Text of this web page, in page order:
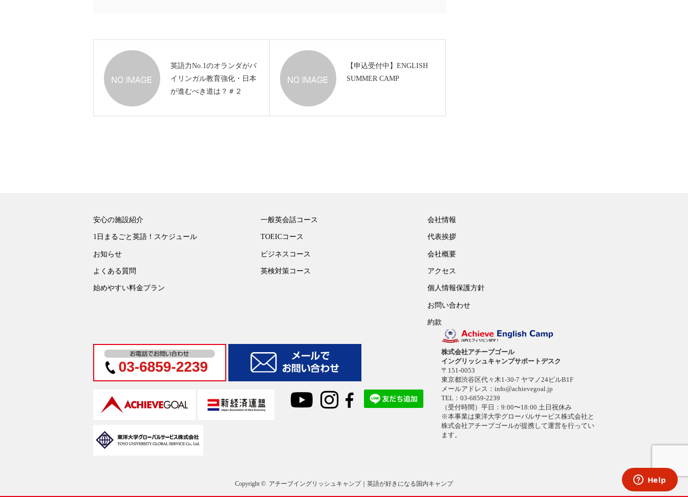
英語力No.1のオランダがバ
イリンガル教育強化・日本
が進むべき道は？＃２
【申込受付中】ENGLISH
SUMMER CAMP
安心の施設紹介
1日まるごと英語！スケジュール
お知らせ
よくある質問
始めやすい料金プラン
一般英会話コース
TOEICコース
ビジネスコース
英検対策コース
会社情報
代表挨拶
会社概要
アクセス
個人情報保護方針
お問い合わせ
約款
株式会社アチーブゴール
イングリッシュキャンプサポートデスク
〒151-0053
東京都渋谷区代々木1-30-7 ヤマノ24ビルB1F
メールアドレス： info@achievegoal.jp
TEL：03-6859-2239
（受付時間）平日：9:00〜18:00 土日祝休み
※本事業は東洋大学グローバルサービス株式会社と
株式会社アチーブゴールが提携して運営を行ってい
ます。
Copyright © アチーブイングリッシュキャンプ｜英語が好きになる国内キャンプ